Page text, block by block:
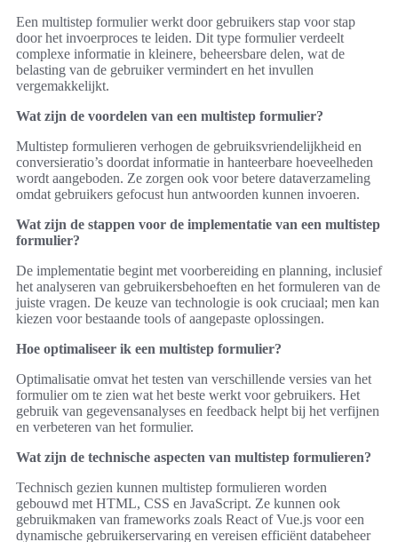
Een multistep formulier werkt door gebruikers stap voor stap
door het invoerproces te leiden. Dit type formulier verdeelt
complexe informatie in kleinere, beheersbare delen, wat de
belasting van de gebruiker vermindert en het invullen
vergemakkelijkt.
Wat zijn de voordelen van een multistep formulier?
Multistep formulieren verhogen de gebruiksvriendelijkheid en
conversieratio’s doordat informatie in hanteerbare hoeveelheden
wordt aangeboden. Ze zorgen ook voor betere dataverzameling
omdat gebruikers gefocust hun antwoorden kunnen invoeren.
Wat zijn de stappen voor de implementatie van een multistep
formulier?
De implementatie begint met voorbereiding en planning, inclusief
het analyseren van gebruikersbehoeften en het formuleren van de
juiste vragen. De keuze van technologie is ook cruciaal; men kan
kiezen voor bestaande tools of aangepaste oplossingen.
Hoe optimaliseer ik een multistep formulier?
Optimalisatie omvat het testen van verschillende versies van het
formulier om te zien wat het beste werkt voor gebruikers. Het
gebruik van gegevensanalyses en feedback helpt bij het verfijnen
en verbeteren van het formulier.
Wat zijn de technische aspecten van multistep formulieren?
Technisch gezien kunnen multistep formulieren worden
gebouwd met HTML, CSS en JavaScript. Ze kunnen ook
gebruikmaken van frameworks zoals React of Vue.js voor een
dynamische gebruikerservaring en vereisen efficiënt databeheer